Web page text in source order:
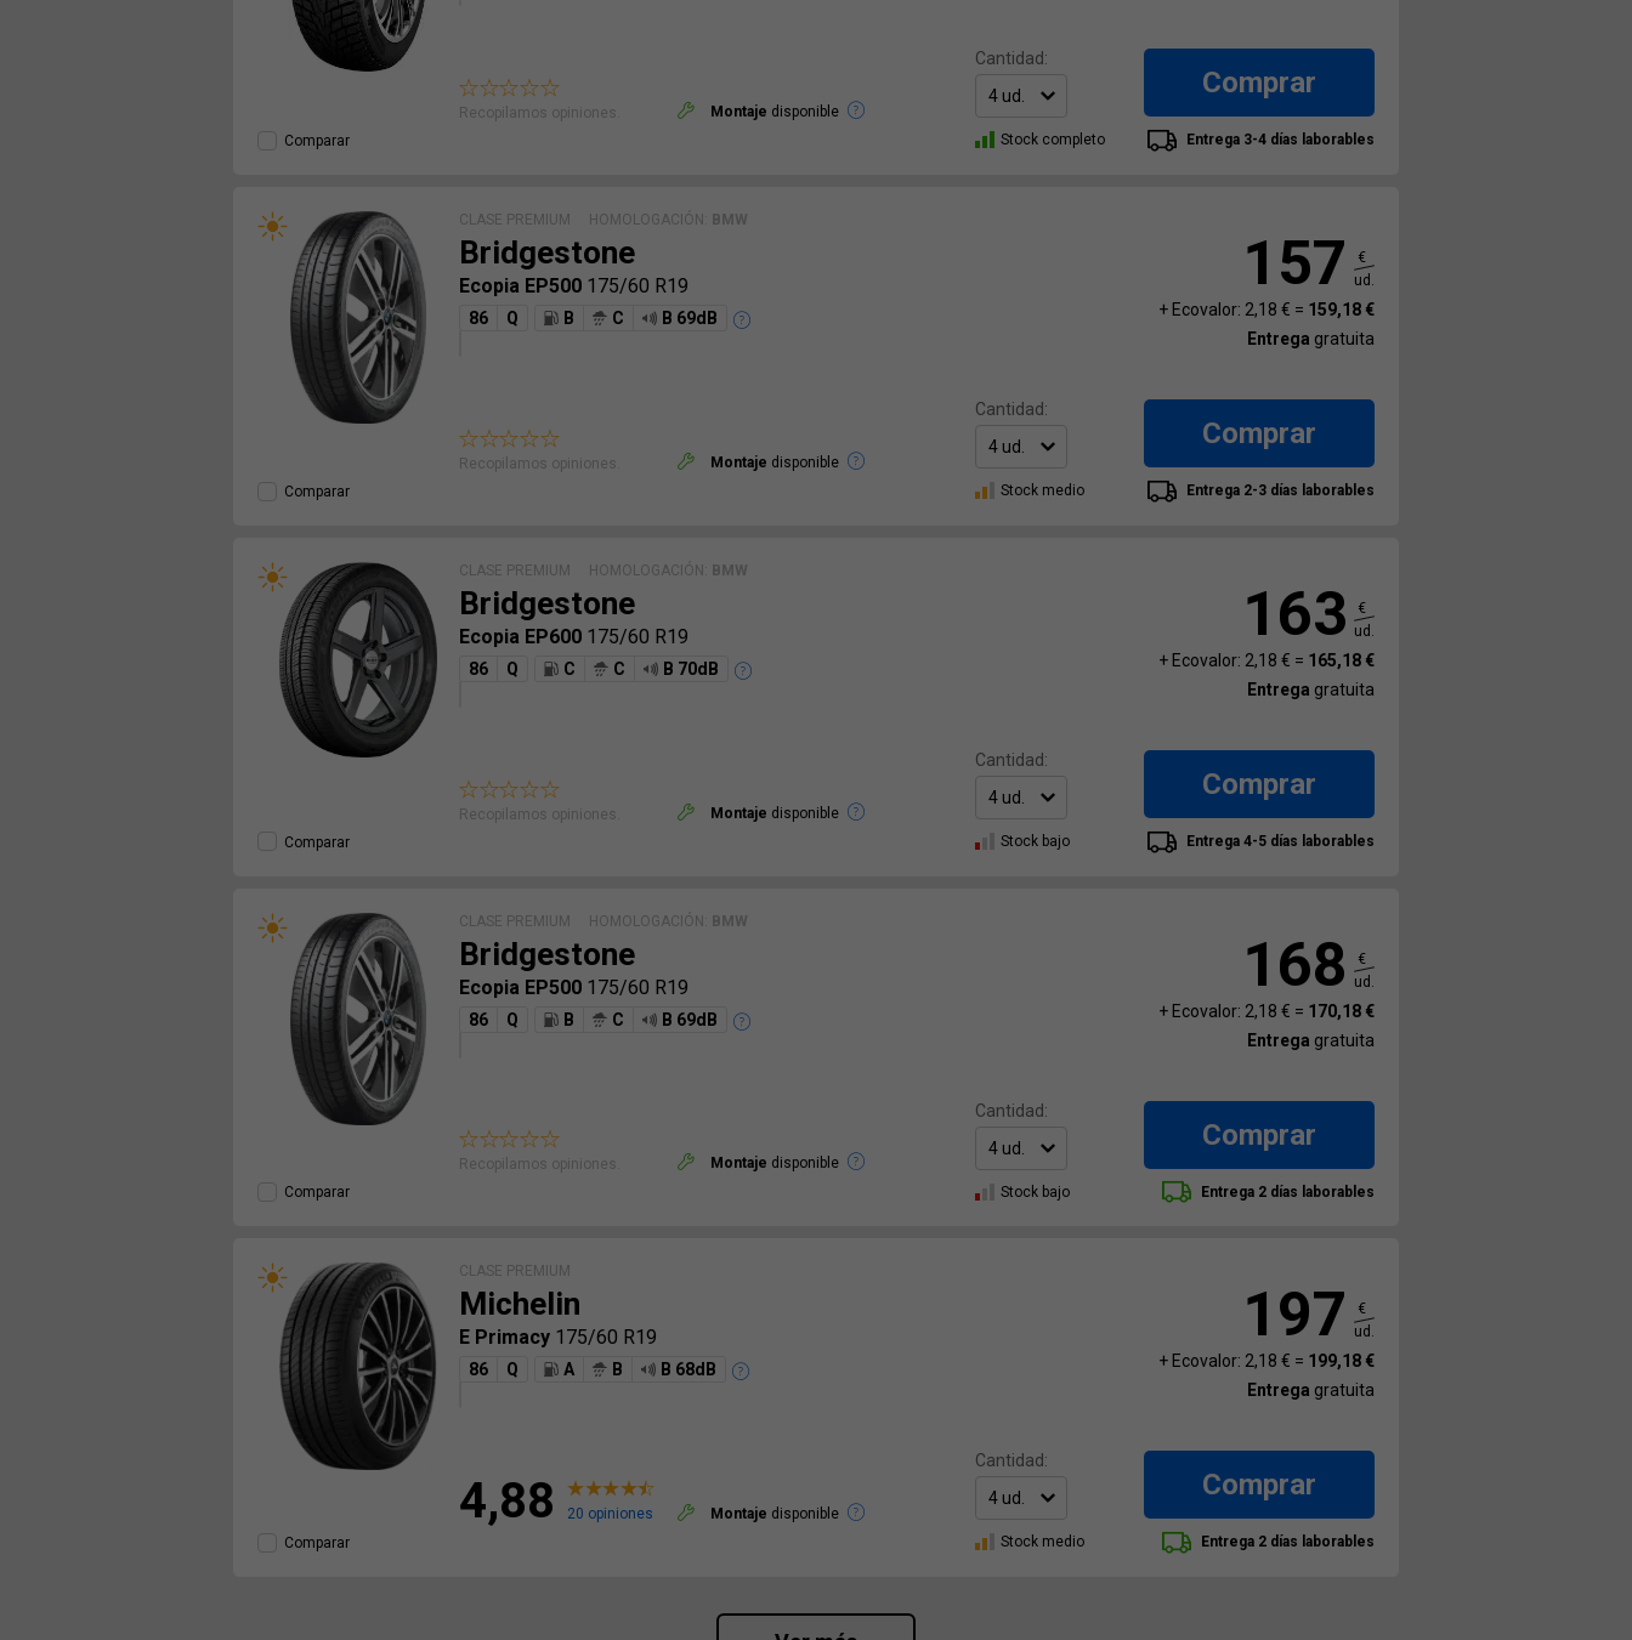
Recopilamos opiniones. Montaje disponible
Comparar
Cantidad:
Comprar
Stock completo Entrega 3-4 días laborables
CLASE PREMIUM HOMOLOGACIÓN: BMW
Bridgestone
Ecopia EP500 175/60 R19
86 Q B C B 69dB
Recopilamos opiniones. Montaje disponible
Comparar
157
€
ud.
+ Ecovalor: 2,18 € = 159,18 €
Entrega gratuita
Cantidad:
Comprar
Stock medio Entrega 2-3 días laborables
CLASE PREMIUM HOMOLOGACIÓN: BMW
Bridgestone
Ecopia EP600 175/60 R19
86 Q C C B 70dB
Recopilamos opiniones. Montaje disponible
Comparar
163
€
ud.
+ Ecovalor: 2,18 € = 165,18 €
Entrega gratuita
Cantidad:
Comprar
Stock bajo Entrega 4-5 días laborables
CLASE PREMIUM HOMOLOGACIÓN: BMW
Bridgestone
Ecopia EP500 175/60 R19
86 Q B C B 69dB
Recopilamos opiniones. Montaje disponible
Comparar
168
€
ud.
+ Ecovalor: 2,18 € = 170,18 €
Entrega gratuita
Cantidad:
Comprar
Stock bajo Entrega 2 días laborables
CLASE PREMIUM
Michelin
E Primacy 175/60 R19
86 Q A B B 68dB
4,88 20 opiniones Montaje disponible
Comparar
197
€
ud.
+ Ecovalor: 2,18 € = 199,18 €
Entrega gratuita
Cantidad:
Comprar
Stock medio Entrega 2 días laborables